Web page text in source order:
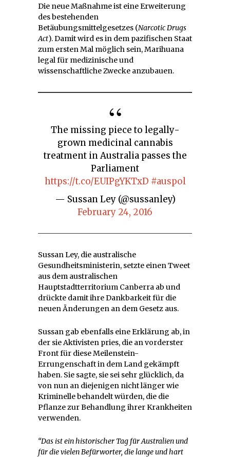
Die neue Maßnahme ist eine Erweiterung
des bestehenden
Betäubungsmittelgesetzes (Narcotic Drugs
Act). Damit wird es in dem pazifischen Staat
zum ersten Mal möglich sein, Marihuana
legal für medizinische und
wissenschaftliche Zwecke anzubauen.
The missing piece to legally-
grown medicinal cannabis
treatment in Australia passes the
Parliament
https://t.co/EUIPgYKTxD #auspol
— Sussan Ley (@sussanley)
February 24, 2016
Sussan Ley, die australische
Gesundheitsministerin, setzte einen Tweet
aus dem australischen
Hauptstadtterritorium Canberra ab und
drückte damit ihre Dankbarkeit für die
neuen Änderungen an dem Gesetz aus.
Sussan gab ebenfalls eine Erklärung ab, in
der sie Aktivisten pries, die an vorderster
Front für diese Meilenstein-
Errungenschaft in dem Land gekämpft
haben. Sie sagte, sie sei sehr glücklich, da
von nun an diejenigen nicht länger wie
Kriminelle behandelt würden, die die
Pflanze zur Behandlung ihrer Krankheiten
verwenden.
“Das ist ein historischer Tag für Australien und
für die vielen Befürworter, die lange und hart